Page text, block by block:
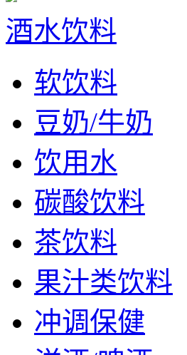
酒水饮料
软饮料
豆奶/牛奶
饮用水
碳酸饮料
茶饮料
果汁类饮料
冲调保健